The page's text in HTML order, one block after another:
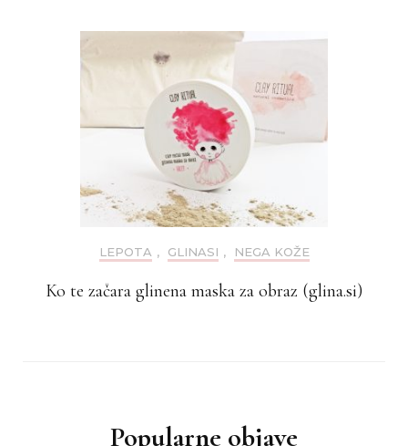
LEPOTA , GLINASI , NEGA KOŽE
Ko te začara glinena maska za obraz (glina.si)
Popularne objave